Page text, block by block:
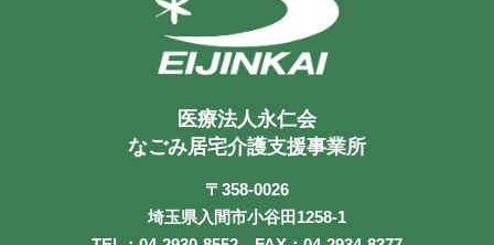
医療法人永仁会
なごみ居宅介護支援事業所
〒358-0026
埼玉県入間市小谷田1258-1